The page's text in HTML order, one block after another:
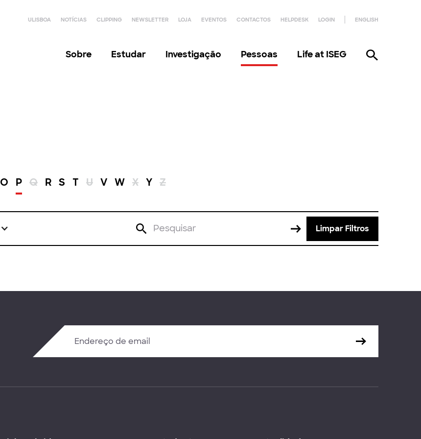
ULISBOA NOTÍCIAS CLIPPING NEWSLETTER LOJA EVENTOS CONTACTOS HELPDESK LOGIN ENGLISH
Sobre Estudar Investigação Pessoas Life at ISEG
O P Q R S T U V W X Y Z
Limpar Filtros